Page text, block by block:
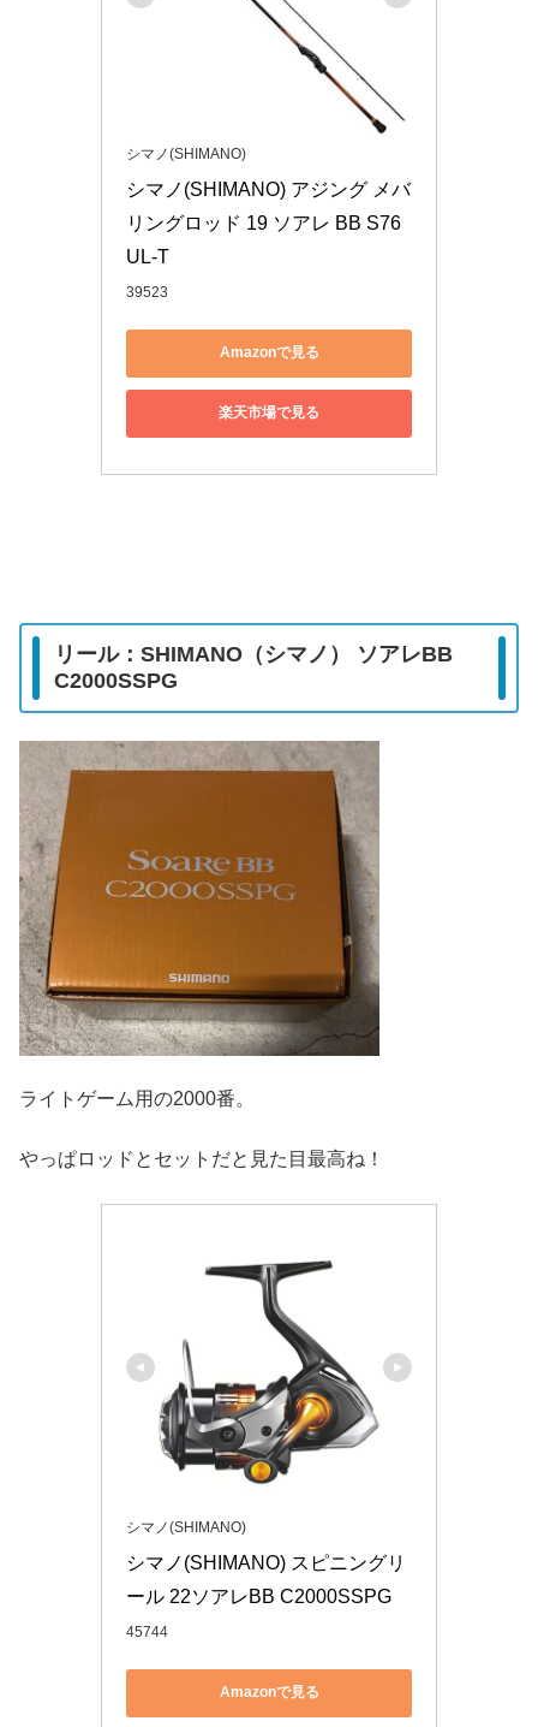
シマノ(SHIMANO)
シマノ(SHIMANO) アジング メバ
リングロッド 19 ソアレ BB S76
UL-T
39523
Amazonで見る
楽天市場で見る
リール：SHIMANO（シマノ） ソアレBB
C2000SSPG
ライトゲーム用の2000番。
やっぱロッドとセットだと見た目最高ね！
シマノ(SHIMANO)
シマノ(SHIMANO) スピニングリ
ール 22ソアレBB C2000SSPG
45744
Amazonで見る